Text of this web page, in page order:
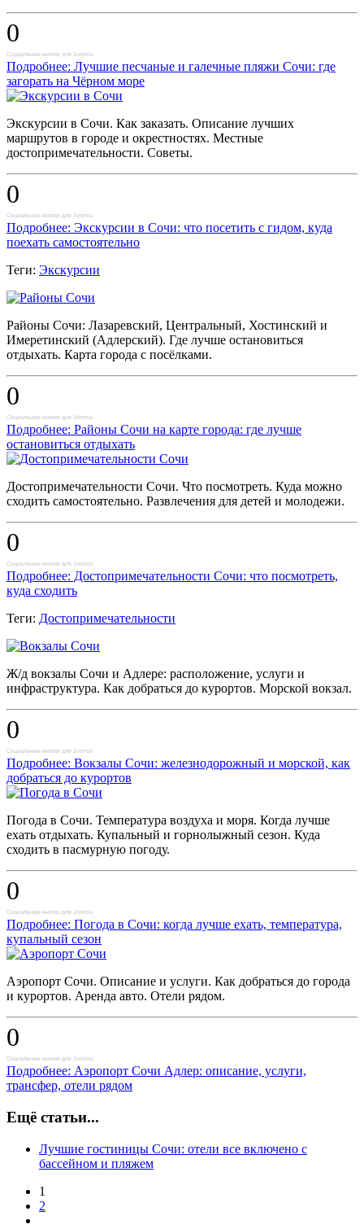
0
Социальные кнопки для Joomla
Подробнее: Лучшие песчаные и галечные пляжи Сочи: где
загорать на Чёрном море
Экскурсии в Сочи. Как заказать. Описание лучших
маршрутов в городе и окрестностях. Местные
достопримечательности. Советы.
0
Социальные кнопки для Joomla
Подробнее: Экскурсии в Сочи: что посетить с гидом, куда
поехать самостоятельно
Теги: Экскурсии
Районы Сочи: Лазаревский, Центральный, Хостинский и
Имеретинский (Адлерский). Где лучше остановиться
отдыхать. Карта города с посёлками.
0
Социальные кнопки для Joomla
Подробнее: Районы Сочи на карте города: где лучше
остановиться отдыхать
Достопримечательности Сочи. Что посмотреть. Куда можно
сходить самостоятельно. Развлечения для детей и молодежи.
0
Социальные кнопки для Joomla
Подробнее: Достопримечательности Сочи: что посмотреть,
куда сходить
Теги: Достопримечательности
Ж/д вокзалы Сочи и Адлере: расположение, услуги и
инфраструктура. Как добраться до курортов. Морской вокзал.
0
Социальные кнопки для Joomla
Подробнее: Вокзалы Сочи: железнодорожный и морской, как
добраться до курортов
Погода в Сочи. Температура воздуха и моря. Когда лучше
ехать отдыхать. Купальный и горнолыжный сезон. Куда
сходить в пасмурную погоду.
0
Социальные кнопки для Joomla
Подробнее: Погода в Сочи: когда лучше ехать, температура,
купальный сезон
Аэропорт Сочи. Описание и услуги. Как добраться до города
и курортов. Аренда авто. Отели рядом.
0
Социальные кнопки для Joomla
Подробнее: Аэропорт Сочи Адлер: описание, услуги,
трансфер, отели рядом
Ещё статьи...
Лучшие гостиницы Сочи: отели все включено с
бассейном и пляжем
1
2